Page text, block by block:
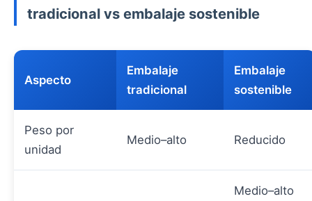
tradicional vs embalaje sostenible
Aspecto
Embalaje
tradicional
Embalaje
sostenible
Peso por
unidad
Medio–alto Reducido
Medio–alto